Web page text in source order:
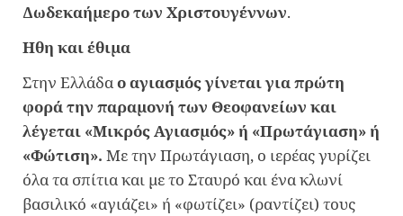
Δωδεκαήμερο των Χριστουγέννων.
Ηθη και έθιμα
Στην Ελλάδαο αγιασμός γίνεται για πρώτη
φορά την παραμονή των Θεοφανείων και
λέγεται «Μικρός Αγιασμός» ή «Πρωτάγιαση» ή
«Φώτιση». Με την Πρωτάγιαση, ο ιερέας γυρίζει
όλα τα σπίτια και με το Σταυρό και ένα κλωνί
βασιλικό «αγιάζει» ή «φωτίζει» (ραντίζει) τους